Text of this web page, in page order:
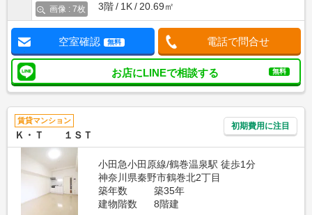
画像 : 7枚
3階
1K 20.69㎡
空室確認 無料 電話で問合せ
お店にLINEで相談する 無料
賃貸マンション
Ｋ・Ｔ １ＳＴ
初期費用に注目
小田急小田原線/鶴巻温泉駅 徒歩1分
神奈川県秦野市鶴巻北2丁目
築年数
築35年
建物階数
8階建